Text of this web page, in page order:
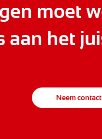
moet
aan het
Neem